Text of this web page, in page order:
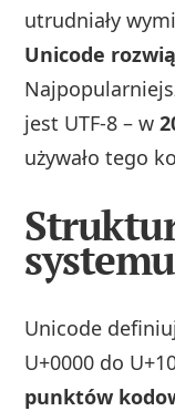
utrudniały
Unicode
jest UTF‑8 – w
używało tego
Unicode
U+0000 do
punktów